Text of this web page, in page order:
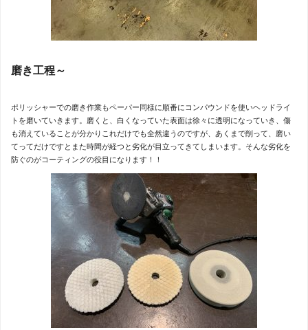
磨き工程～
ポリッシャーでの磨き作業もペーパー同様に順番にコンパウンドを使いヘッドライ
トを磨いていきます。磨くと、白くなっていた表面は徐々に透明になっていき、傷
も消えていることが分かりこれだけでも全然違うのですが、あくまで削って、磨い
てってだけですとまた時間が経つと劣化が目立ってきてしまいます。そんな劣化を
防ぐのがコーティングの役目になります！！